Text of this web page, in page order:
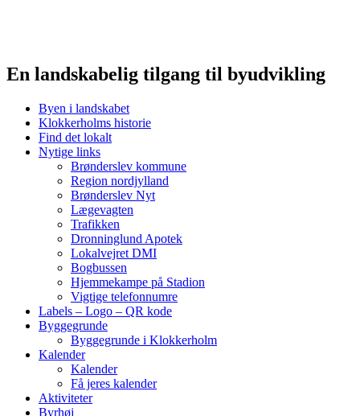
En landskabelig tilgang til byudvikling
Byen i landskabet
Klokkerholms historie
Find det lokalt
Nytige links
Brønderslev kommune
Region nordjylland
Brønderslev Nyt
Lægevagten
Trafikken
Dronninglund Apotek
Lokalvejret DMI
Bogbussen
Hjemmekampe på Stadion
Vigtige telefonnumre
Labels – Logo – QR kode
Byggegrunde
Byggegrunde i Klokkerholm
Kalender
Kalender
Få jeres kalender
Aktiviteter
Byrhøj